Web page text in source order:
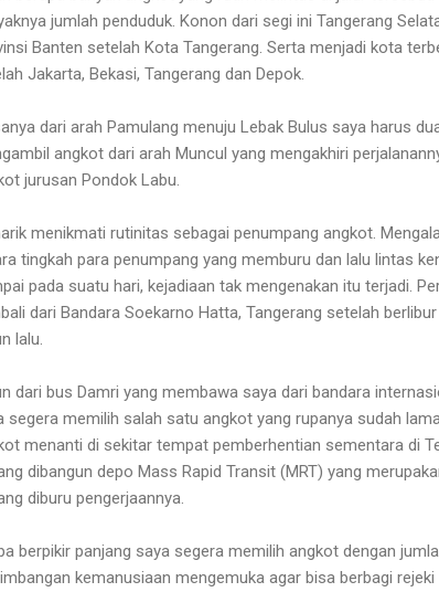
jumlah penduduk. Konon dari segi ini Tangerang
Banten setelah Kota Tangerang. Serta menjadi kota
Jakarta, Bekasi, Tangerang dan Depok.
dari arah Pamulang menuju Lebak Bulus saya harus
angkot dari arah Muncul yang mengakhiri
jurusan Pondok Labu.
menikmati rutinitas sebagai penumpang angkot.
tingkah para penumpang yang memburu dan lalu lintas
pada suatu hari, kejadiaan tak mengenakan itu terjadi.
dari Bandara Soekarno Hatta, Tangerang setelah
lalu.
dari bus Damri yang membawa saya dari bandara
segera memilih salah satu angkot yang rupanya sudah
menanti di sekitar tempat pemberhentian sementara di
dibangun depo Mass Rapid Transit (MRT) yang
diburu pengerjaannya.
berpikir panjang saya segera memilih angkot dengan
kemanusiaan mengemuka agar bisa berbagi